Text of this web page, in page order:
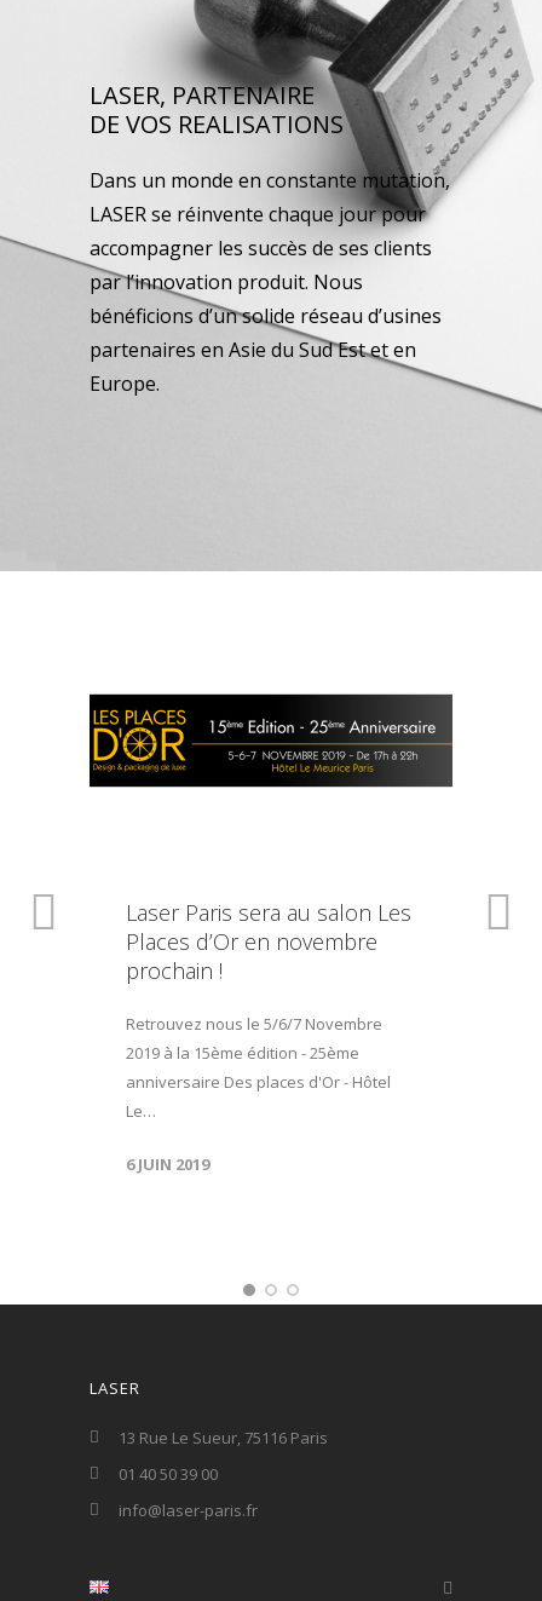
LASER, PARTENAIRE
DE VOS REALISATIONS
Dans un monde en constante mutation,
LASER se réinvente chaque jour pour
accompagner les succès de ses clients
par l’innovation produit. Nous
bénéficions d’un solide réseau d’usines
partenaires en Asie du Sud Est et en
Europe.
Laser Paris sera au salon Les
Places d’Or en novembre
prochain !
Retrouvez nous le 5/6/7 Novembre
2019 à la 15ème édition - 25ème
anniversaire Des places d'Or - Hôtel
Le…
6 JUIN 2019
LASER
13 Rue Le Sueur, 75116 Paris
01 40 50 39 00
info@laser-paris.fr